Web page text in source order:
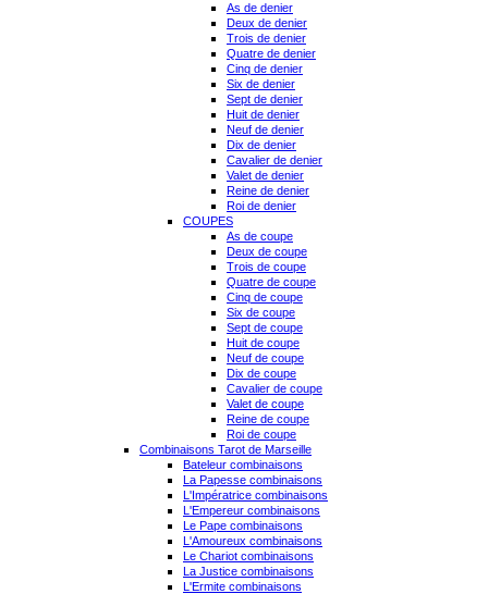
As de denier
Deux de denier
Trois de denier
Quatre de denier
Cinq de denier
Six de denier
Sept de denier
Huit de denier
Neuf de denier
Dix de denier
Cavalier de denier
Valet de denier
Reine de denier
Roi de denier
COUPES
As de coupe
Deux de coupe
Trois de coupe
Quatre de coupe
Cinq de coupe
Six de coupe
Sept de coupe
Huit de coupe
Neuf de coupe
Dix de coupe
Cavalier de coupe
Valet de coupe
Reine de coupe
Roi de coupe
Combinaisons Tarot de Marseille
Bateleur combinaisons
La Papesse combinaisons
L'Impératrice combinaisons
L'Empereur combinaisons
Le Pape combinaisons
L'Amoureux combinaisons
Le Chariot combinaisons
La Justice combinaisons
L'Ermite combinaisons